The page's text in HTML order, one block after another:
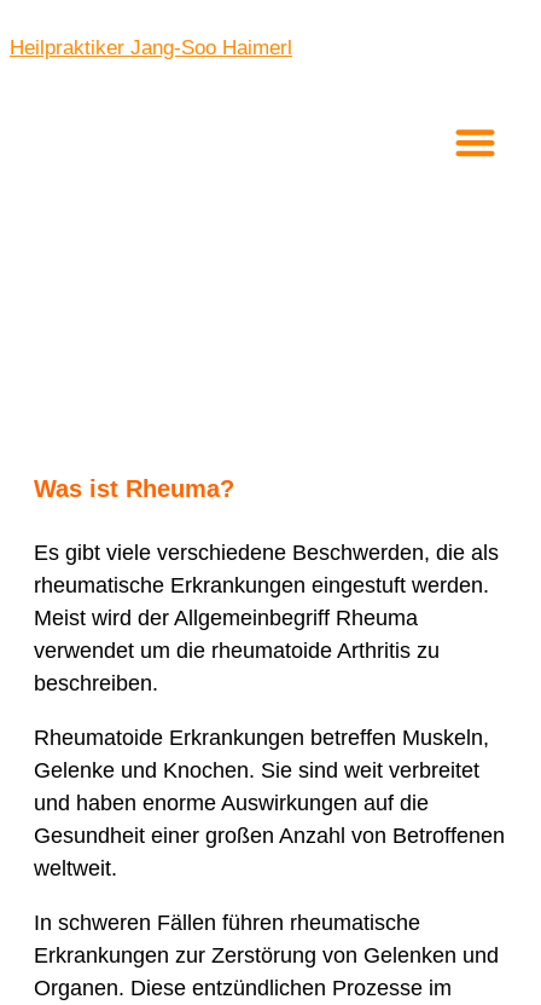
Heilpraktiker Jang-Soo Haimerl
Was ist Rheuma?
Es gibt viele verschiedene Beschwerden, die als
rheumatische Erkrankungen eingestuft werden.
Meist wird der Allgemeinbegriff Rheuma
verwendet um die rheumatoide Arthritis zu
beschreiben.
Rheumatoide Erkrankungen betreffen Muskeln,
Gelenke und Knochen. Sie sind weit verbreitet
und haben enorme Auswirkungen auf die
Gesundheit einer großen Anzahl von Betroffenen
weltweit.
In schweren Fällen führen rheumatische
Erkrankungen zur Zerstörung von Gelenken und
Organen. Diese entzündlichen Prozesse im